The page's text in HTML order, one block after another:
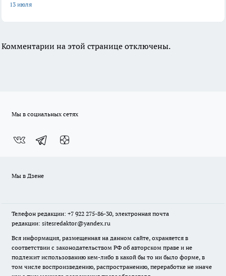
13 июля
Комментарии на этой странице отключены.
Мы в социальных сетях
Мы в Дзене
Телефон редакции: +7 922 275-86-30, электронная почта
редакции: sitesredaktor@yandex.ru
Вся информация, размещенная на данном сайте, охраняется в
соответствии с законодательством РФ об авторском праве и не
подлежит использованию кем-либо в какой бы то ни было форме, в
том числе воспроизведению, распространению, переработке не иначе